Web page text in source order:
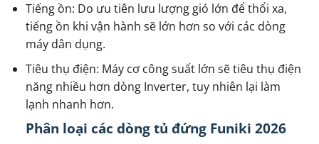
Tiếng ồn: Do ưu tiên lưu lượng gió lớn để thổi xa,
tiếng ồn khi vận hành sẽ lớn hơn so với các dòng
máy dân dụng.
Tiêu thụ điện: Máy cơ công suất lớn sẽ tiêu thụ điện
năng nhiều hơn dòng Inverter, tuy nhiên lại làm
lạnh nhanh hơn.
Phân loại các dòng tủ đứng Funiki 2026